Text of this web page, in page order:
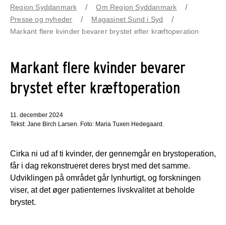
Region Syddanmark
Om Region Syddanmark
Presse og nyheder
Magasinet Sund i Syd
Markant flere kvinder bevarer brystet efter kræftoperation
Markant flere kvinder bevarer
brystet efter kræftoperation
11. december 2024
Tekst: Jane Birch Larsen. Foto: Maria Tuxen Hedegaard.
Cirka ni ud af ti kvinder, der gennemgår en brystoperation,
får i dag rekonstrueret deres bryst med det samme.
Udviklingen på området går lynhurtigt, og forskningen
viser, at det øger patienternes livskvalitet at beholde
brystet.